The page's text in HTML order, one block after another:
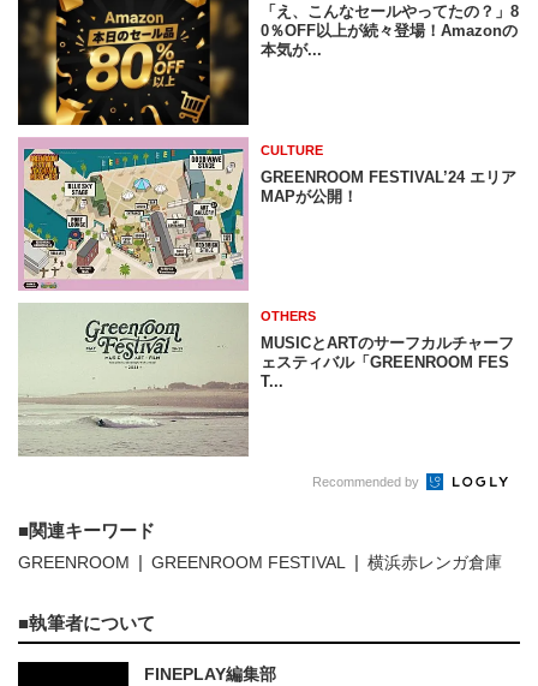
「え、こんなセールやってたの？」8
0％OFF以上が続々登場！Amazonの
本気が...
CULTURE
GREENROOM FESTIVAL’24 エリア
MAPが公開！
OTHERS
MUSICとARTのサーフカルチャーフ
ェスティバル「GREENROOM FES
T...
Recommended by
関連キーワード
GREENROOM GREENROOM FESTIVAL 横浜赤レンガ倉庫
執筆者について
FINEPLAY編集部